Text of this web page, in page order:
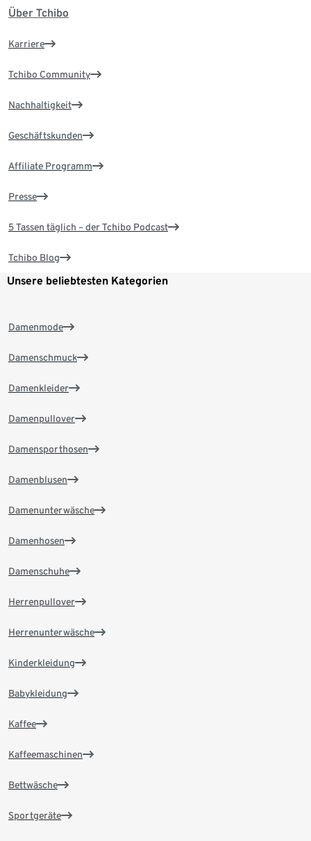
Über Tchibo
Karriere
Tchibo Community
Nachhaltigkeit
Geschäftskunden
Affiliate Programm
Presse
5 Tassen täglich – der Tchibo Podcast
Tchibo Blog
Unsere beliebtesten Kategorien
Damenmode
Damenschmuck
Damenkleider
Damenpullover
Damensporthosen
Damenblusen
Damenunterwäsche
Damenhosen
Damenschuhe
Herrenpullover
Herrenunterwäsche
Kinderkleidung
Babykleidung
Kaffee
Kaffeemaschinen
Bettwäsche
Sportgeräte